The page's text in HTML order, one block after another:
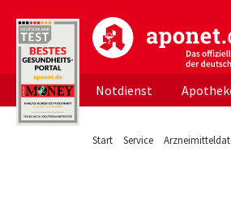
aponet.de - Das
Notdienst
Start Service